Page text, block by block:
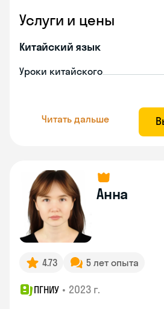
Услуги и цены
Китайский язык
Уроки китайского
Читать дальше
Анна
4.73 5 лет опыта
ПГНИУ • 2023 г.